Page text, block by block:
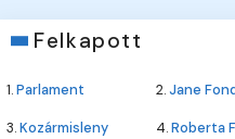
Felkapott
1.Parlament 2.Jane
3.Kozármisleny 4.Roberta